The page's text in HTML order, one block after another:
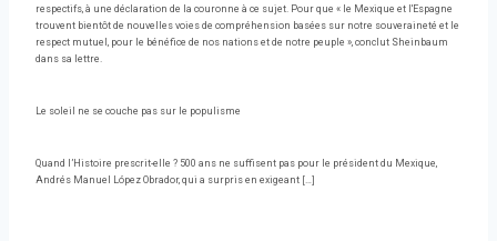
respectifs, à une déclaration de la couronne à ce sujet. Pour que « le Mexique et l'Espagne
trouvent bientôt de nouvelles voies de compréhension basées sur notre souveraineté et le
respect mutuel, pour le bénéfice de nos nations et de notre peuple », conclut Sheinbaum
dans sa lettre.
Le soleil ne se couche pas sur le populisme
Quand l’Histoire prescrit-elle ? 500 ans ne suffisent pas pour le président du Mexique,
Andrés Manuel López Obrador, qui a surpris en exigeant […]